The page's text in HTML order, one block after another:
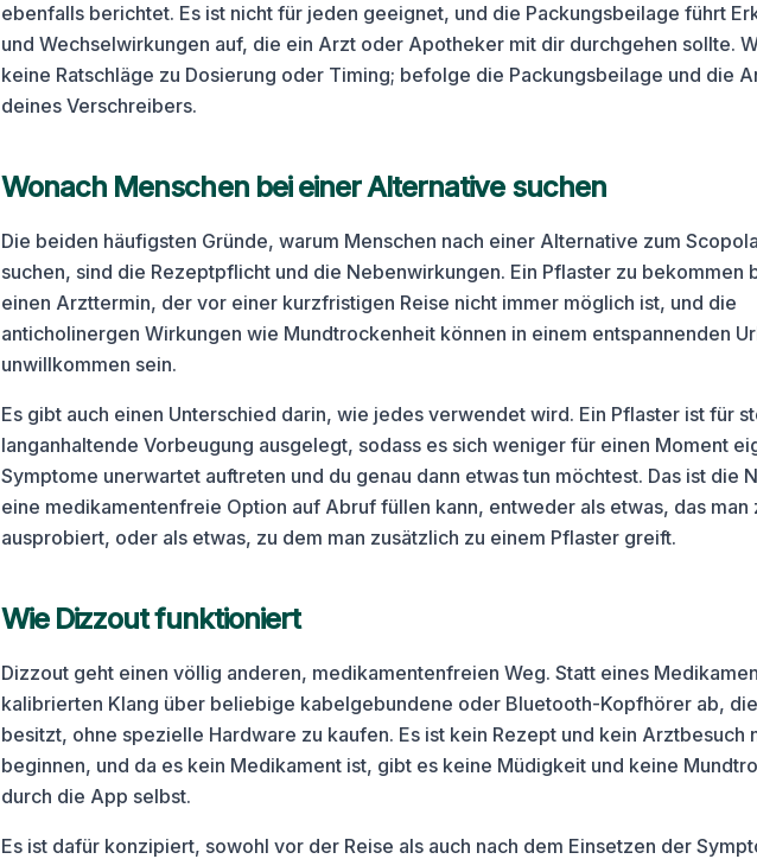
ebenfalls berichtet. Es ist nicht für jeden geeignet, und die Packungsbeilage führt
und Wechselwirkungen auf, die ein Arzt oder Apotheker mit dir durchgehen sollte.
keine Ratschläge zu Dosierung oder Timing; befolge die Packungsbeilage und die
deines Verschreibers.
Wonach Menschen bei einer Alternative suchen
Die beiden häufigsten Gründe, warum Menschen nach einer Alternative zum
suchen, sind die Rezeptpflicht und die Nebenwirkungen. Ein Pflaster zu bekommen
einen Arzttermin, der vor einer kurzfristigen Reise nicht immer möglich ist, und die
anticholinergen Wirkungen wie Mundtrockenheit können in einem entspannenden
unwillkommen sein.
Es gibt auch einen Unterschied darin, wie jedes verwendet wird. Ein Pflaster ist für
langanhaltende Vorbeugung ausgelegt, sodass es sich weniger für einen Moment
Symptome unerwartet auftreten und du genau dann etwas tun möchtest. Das ist die
eine medikamentenfreie Option auf Abruf füllen kann, entweder als etwas, das man
ausprobiert, oder als etwas, zu dem man zusätzlich zu einem Pflaster greift.
Wie Dizzout funktioniert
Dizzout geht einen völlig anderen, medikamentenfreien Weg. Statt eines
kalibrierten Klang über beliebige kabelgebundene oder Bluetooth-Kopfhörer ab,
besitzt, ohne spezielle Hardware zu kaufen. Es ist kein Rezept und kein Arztbesuch
beginnen, und da es kein Medikament ist, gibt es keine Müdigkeit und keine
durch die App selbst.
Es ist dafür konzipiert, sowohl vor der Reise als auch nach dem Einsetzen der